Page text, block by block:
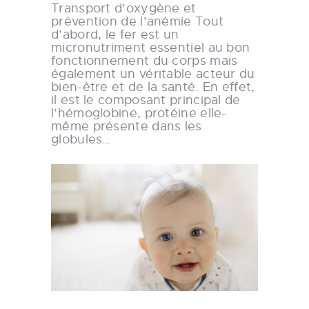
Transport d’oxygène et
prévention de l’anémie Tout
d’abord, le fer est un
micronutriment essentiel au bon
fonctionnement du corps mais
également un véritable acteur du
bien-être et de la santé. En effet,
il est le composant principal de
l’hémoglobine, protéine elle-
même présente dans les
globules…